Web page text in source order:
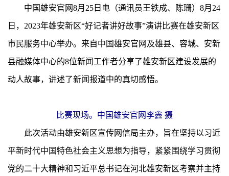
中国雄安官网8月25日电（通讯员王铁成、陈珊）8月24
日，2023年雄安新区“好记者讲好故事”演讲比赛在雄安新区
市民服务中心举办。来自中国雄安官网及雄县、容城、安新
县融媒体中心的8位新闻工作者分享了雄安新区建设发展的
动人故事，讲述了新闻报道中的真切感悟。
比赛现场。中国雄安官网李鑫 摄
此次活动由雄安新区宣传网信局主办，旨在坚持以习近
平新时代中国特色社会主义思想为指导，紧紧围绕学习贯彻
党的二十大精神和习近平总书记在河北雄安新区考察并主持